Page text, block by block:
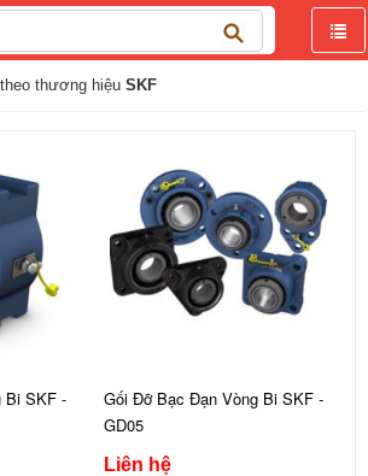
thương hiệu SKF
Bi SKF -
Gối Đỡ Bạc Đạn Vòng Bi SKF -
GD05
Liên hệ